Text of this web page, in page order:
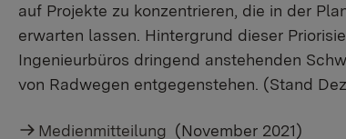
auf Projekte zu konzentrieren, die in der
erwarten lassen. Hintergrund dieser
Ingenieurbüros dringend anstehenden
von Radwegen entgegenstehen. (Stand
Medienmitteilung (November 2021)